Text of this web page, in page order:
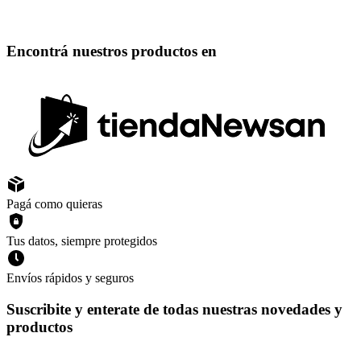
Encontrá nuestros productos en
Pagá como quieras
Tus datos, siempre protegidos
Envíos rápidos y seguros
Suscribite y enterate de todas nuestras novedades y
productos